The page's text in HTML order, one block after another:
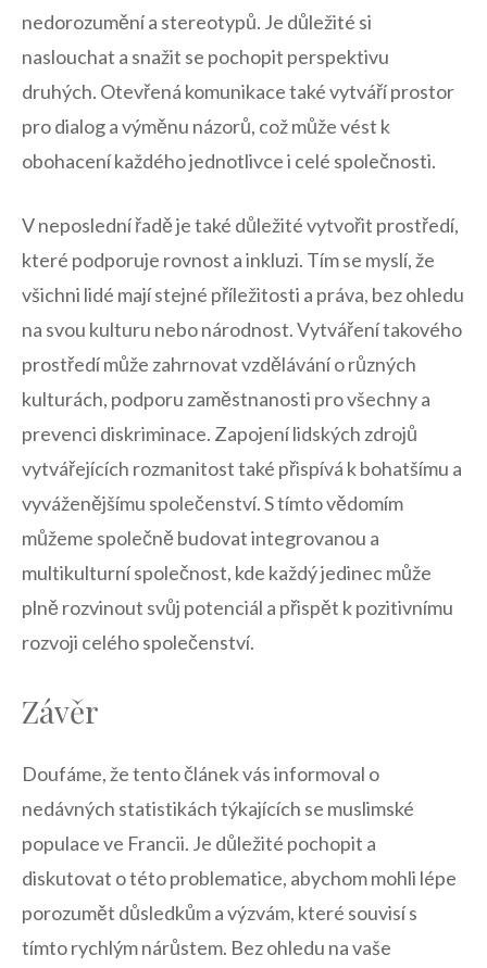
nedorozumění a ⁣stereotypů. Je důležité si
naslouchat a snažit se pochopit perspektivu
druhých. ⁢Otevřená komunikace⁢ také vytváří prostor
pro dialog​ a výměnu názorů, což může ⁢vést k
obohacení každého jednotlivce i celé společnosti.
V​ neposlední řadě je také důležité vytvořit prostředí,
které podporuje rovnost a inkluzi. Tím‍ se myslí, že
všichni‍ lidé mají stejné příležitosti ‌a práva,‍ bez ohledu‌
na svou‌ kulturu‍ nebo ‌národnost. Vytváření ​takového
prostředí může zahrnovat vzdělávání o různých
kulturách, podporu zaměstnanosti pro všechny a
⁣prevenci diskriminace.⁣ Zapojení lidských zdrojů
vytvářejících rozmanitost také přispívá​ k bohatšímu a
vyváženějšímu ⁢společenství. S⁣ tímto vědomím
⁤můžeme společně‍ budovat integrovanou a
multikulturní společnost, kde každý jedinec ⁣může
plně ‌rozvinout svůj potenciál a přispět k pozitivnímu
⁢rozvoji ‍celého společenství.
Závěr
Doufáme, že tento článek vás informoval o
nedávných statistikách týkajících se⁣ muslimské
populace ve Francii. Je⁤ důležité pochopit a
diskutovat o této problematice, abychom mohli lépe
porozumět​ důsledkům​ a ⁢výzvám, které souvisí s
tímto rychlým nárůstem. ⁤Bez ohledu na vaše